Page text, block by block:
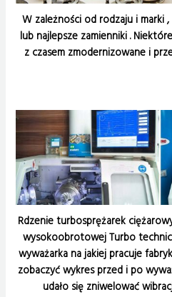
W zależności od rodzaju i marki
lub najlepsze zamienniki .
z czasem zmodernizowane i
Rdzenie turbosprężarek
wysokoobrotowej Turbo
wyważarka na jakiej pracuje
zobaczyć wykres przed i po
udało się zniwelować